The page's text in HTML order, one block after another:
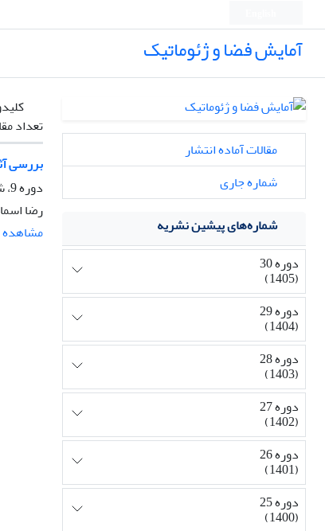
آمایش فضا و ژئوماتیک
تعداد
بررسی
دوره 9، شماره 2، زمستان 1384، صفحه
رضا
مشاهده
مقالات آماده انتشار
شماره جاری
شماره‌های پیشین نشریه
دوره 30
(1405)
دوره 29
(1404)
دوره 28
(1403)
دوره 27
(1402)
دوره 26
(1401)
دوره 25
(1400)